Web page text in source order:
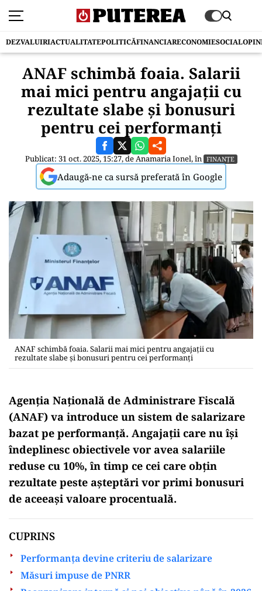
DEZVALUIRIACTUALITATEPOLITICĂFINANCIARECONOMIESOCIAL
ANAF schimbă foaia. Salarii
mai mici pentru angajații cu
rezultate slabe și bonusuri
pentru cei performanți
Publicat: 31 oct. 2025, 15:27, deAnamaria Ionel, în FINANȚE
Adaugă-ne ca sursă preferată în Google
ANAF schimbă foaia. Salarii mai mici pentru angajații cu
rezultate slabe și bonusuri pentru cei performanți
Agenția Națională de Administrare Fiscală
(ANAF) va introduce un sistem de salarizare
bazat pe performanță. Angajații care nu își
îndeplinesc obiectivele vor avea salariile
reduse cu 10%, în timp ce cei care obțin
rezultate peste așteptări vor primi bonusuri
de aceeași valoare procentuală.
CUPRINS
Performanța devine criteriu de salarizare
Măsuri impuse de PNRR